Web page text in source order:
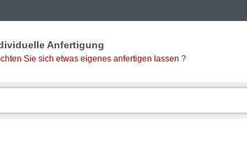
Anfertigung
Sie sich etwas eigenes anfertigen lassen ?